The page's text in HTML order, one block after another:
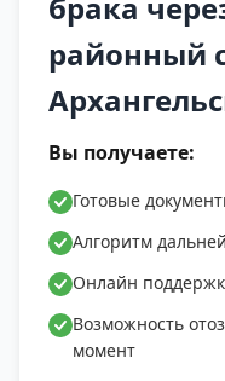
районный
Вы получаете:
Готовые
Алгоритм
Онлайн
Возможность
момент